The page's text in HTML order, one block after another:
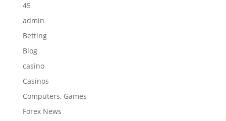
45
admin
Betting
Blog
casino
Casinos
Computers, Games
Forex News